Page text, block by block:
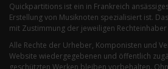
Quickpartitions ist ein in Frankreich
Erstellung von Musiknoten spezialisiert ist.
mit Zustimmung der jeweiligen
Alle Rechte der Urheber, Komponisten und
Website wiedergegebenen und öffentlich
geschützten Werken bleiben vorbehalten.